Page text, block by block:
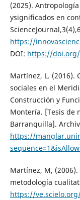
(2025).
ysignificados en
https://
DOI: https://
Martínez, L. (2016).
sociales en el
Construcción y
Montería. [Tesis de
Barranquilla].
https://
Martínez, M,
metodología
https://